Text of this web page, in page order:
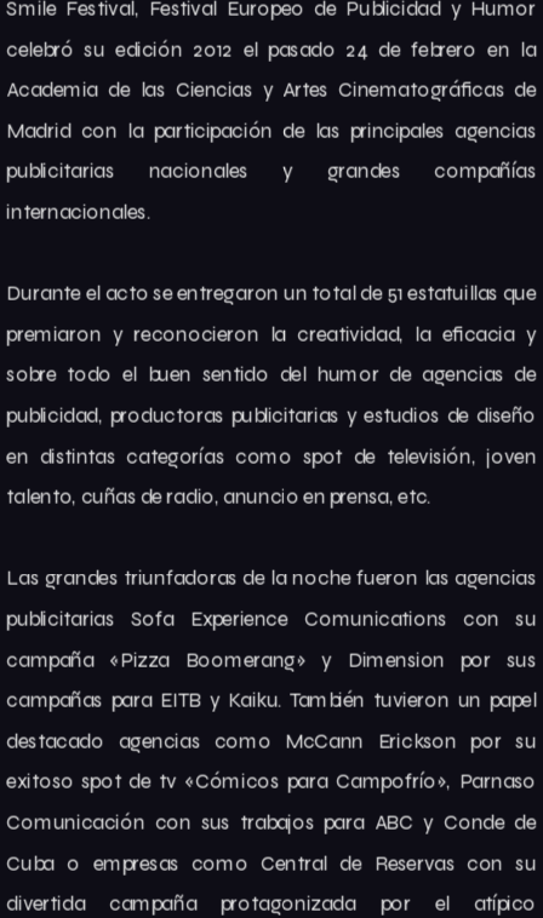
Smile Festival, Festival Europeo de Publicidad y Humor
celebró su edición 2012 el pasado 24 de febrero en la
Academia de las Ciencias y Artes Cinematográficas de
Madrid con la participación de las principales agencias
publicitarias nacionales y grandes compañías
internacionales.
Durante el acto se entregaron un total de 51 estatuillas que
premiaron y reconocieron la creatividad, la eficacia y
sobre todo el buen sentido del humor de agencias de
publicidad, productoras publicitarias y estudios de diseño
en distintas categorías como spot de televisión, joven
talento, cuñas de radio, anuncio en prensa, etc.
Las grandes triunfadoras de la noche fueron las agencias
publicitarias Sofa Experience Comunications con su
campaña «Pizza Boomerang» y Dimension por sus
campañas para EITB y Kaiku. También tuvieron un papel
destacado agencias como McCann Erickson por su
exitoso spot de tv «Cómicos para Campofrío», Parnaso
Comunicación con sus trabajos para ABC y Conde de
Cuba o empresas como Central de Reservas con su
divertida campaña protagonizada por el atípico